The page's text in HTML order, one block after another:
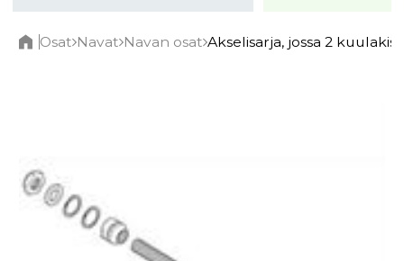
Osat Navat Navan osat Akselisarja, jossa 2